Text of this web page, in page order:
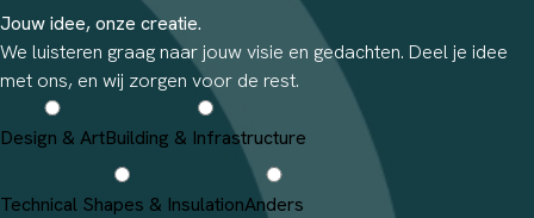
Jouw idee, onze creatie.
We luisteren graag naar jouw visie en gedachten. Deel je idee
met ons, en wij zorgen voor de rest.
Design & ArtBuilding & Infrastructure
Technical Shapes & InsulationAnders